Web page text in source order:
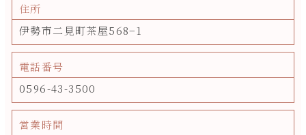
住所
伊勢市二見町茶屋568−1
電話番号
0596-43-3500
営業時間